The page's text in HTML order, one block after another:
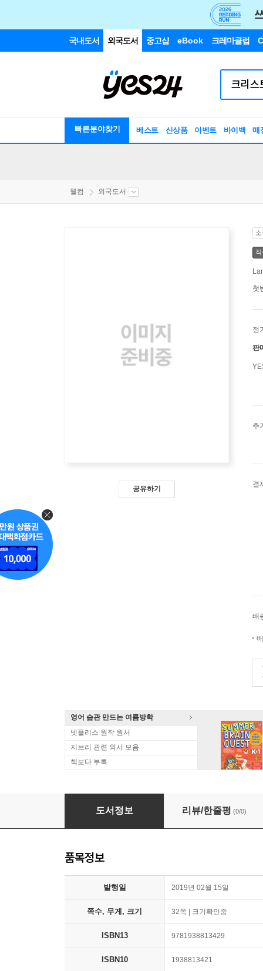
국내도서 외국도서 중고샵 eBook 크레마클럽
빠른분야찾기 베스트 신상품 이벤트 바이백 매
웰컴 외국도서
공유하기
첫
정
판
추
결
배
영어 습관 만드는 여름방학
넷플리스 원작 원서
지브리 관련 외서 모음
책보다 부록
Jumano
도서정보 리뷰/한줄평 (0/0)
품목정보
발행일 2019년 02월 15일
쪽수, 무게, 크기 32쪽 | 크기확인중
ISBN13 9781938813429
ISBN10 1938813421